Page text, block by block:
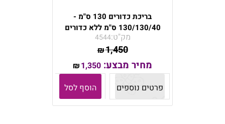
בריכת כדורים 130 ס"מ -
130/130/40 ס"מ ללא כדורים
מק"ט:4544
₪1,450
מחיר מבצע: ₪1,350
פרטים נוספים
הוסף לסל